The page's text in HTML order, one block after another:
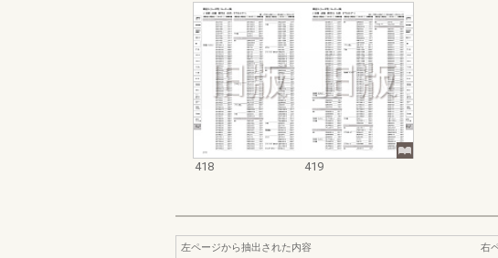
418 419
左ページから抽出された内容
右